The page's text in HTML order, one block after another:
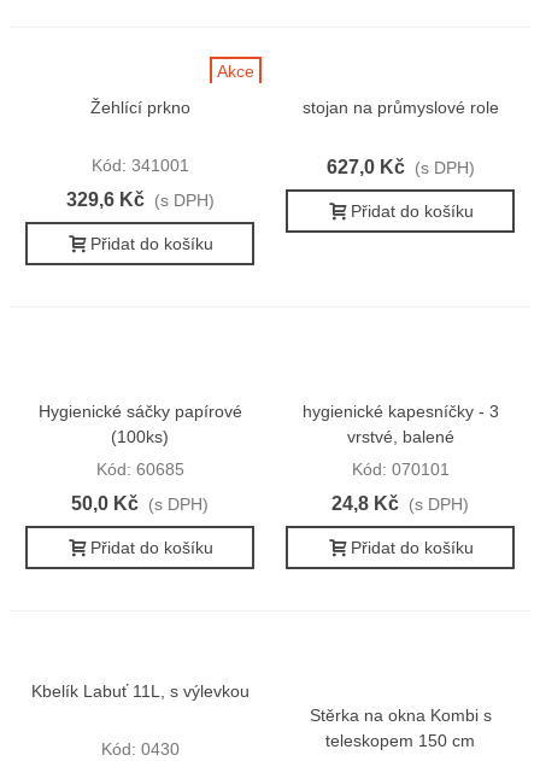
Akce
Žehlící prkno
Kód: 341001
329,6 Kč (s DPH)
Přidat do košíku
stojan na průmyslové role
627,0 Kč (s DPH)
Přidat do košíku
Hygienické sáčky papírové
(100ks)
Kód: 60685
50,0 Kč (s DPH)
Přidat do košíku
hygienické kapesníčky - 3
vrstvé, balené
Kód: 070101
24,8 Kč (s DPH)
Přidat do košíku
Kbelík Labuť 11L, s výlevkou
Kód: 0430
Stěrka na okna Kombi s
teleskopem 150 cm